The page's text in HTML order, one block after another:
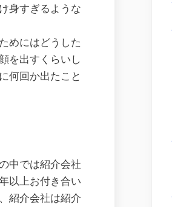
身すぎるような
めにはどうした
を出すくらいし
何回か出たこと
中では紹介会社
以上お付き合い
紹介会社は紹介